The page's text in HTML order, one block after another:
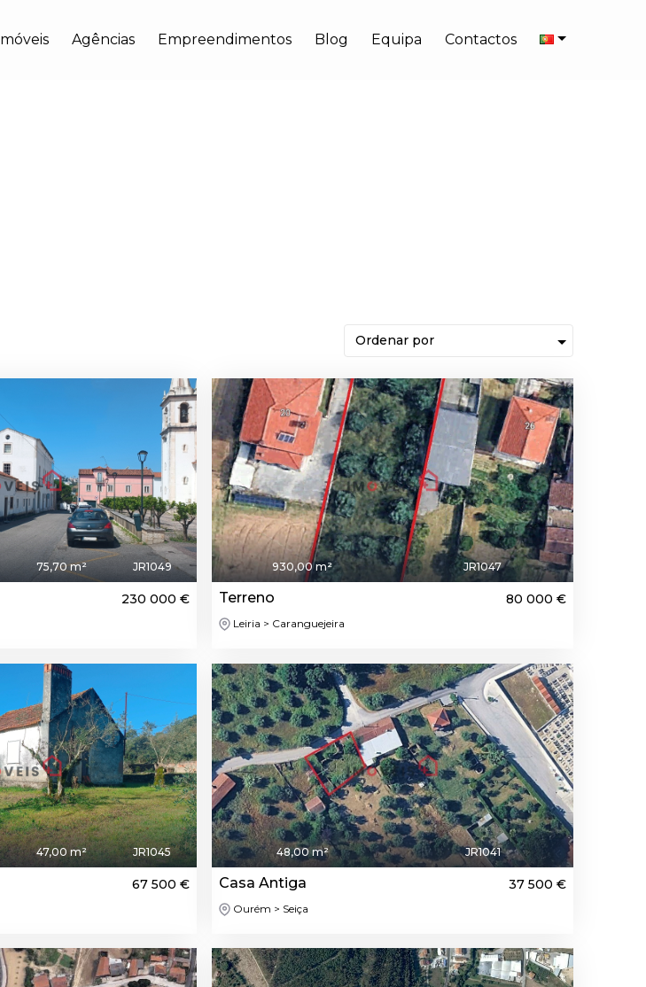
Imóveis Agências Empreendimentos Blog Equipa Contactos
75,70 m² JR1049
230 000 €
930,00 m² JR1047
Terreno 80 000 €
Leiria > Caranguejeira
47,00 m² JR1045
67 500 €
48,00 m² JR1041
Casa Antiga 37 500 €
Ourém > Seiça